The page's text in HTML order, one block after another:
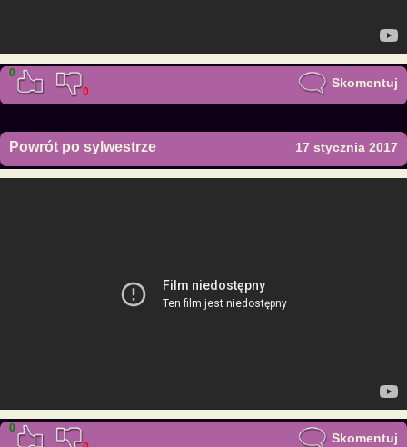
0
0
Skomentuj
Powrót po sylwestrze 17 stycznia 2017
0
Skomentuj